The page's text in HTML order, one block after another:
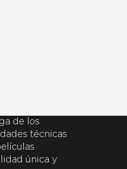
de los
técnicas
única y